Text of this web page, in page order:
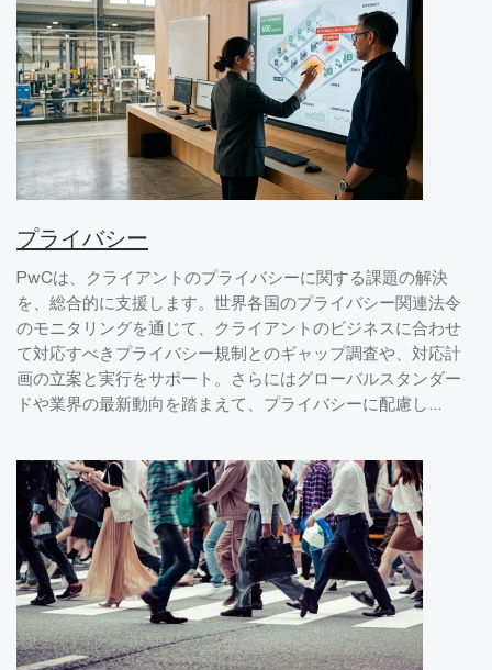
プライバシー
PwCは、クライアントのプライバシーに関する課題の解決
を、総合的に支援します。世界各国のプライバシー関連法令
のモニタリングを通じて、クライアントのビジネスに合わせ
て対応すべきプライバシー規制とのギャップ調査や、対応計
画の立案と実行をサポート。さらにはグローバルスタンダー
ドや業界の最新動向を踏まえて、プライバシーに配慮し...